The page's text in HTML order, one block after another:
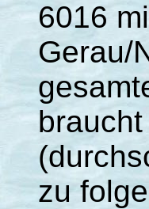
6016
Gerau/
zu